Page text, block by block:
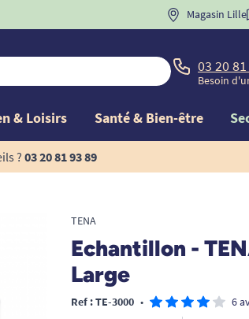
BIENVENUE"
Magasin Lille
03 20
Besoin
& Loisirs Santé & Bien-être
? 03 20 81 93 89
TENA
Echantillon -
Large
Ref : TE-3000 • 6